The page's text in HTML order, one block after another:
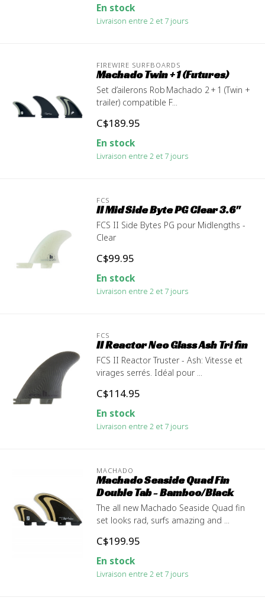
En stock
Livraison entre 2 et 7 jours
FIREWIRE SURFBOARDS
Machado Twin + 1 (Futures)
Set d’ailerons Rob Machado 2 + 1 (Twin +
trailer) compatible F...
C$189.95
En stock
Livraison entre 2 et 7 jours
FCS
II Mid Side Byte PG Clear 3.6''
FCS II Side Bytes PG pour Midlengths -
Clear
C$99.95
En stock
Livraison entre 2 et 7 jours
FCS
II Reactor Neo Glass Ash Tri fin
FCS II Reactor Truster - Ash: Vitesse et
virages serrés. Idéal pour ...
C$114.95
En stock
Livraison entre 2 et 7 jours
MACHADO
Machado Seaside Quad Fin
Double Tab - Bamboo/Black
The all new Machado Seaside Quad fin
set looks rad, surfs amazing and ...
C$199.95
En stock
Livraison entre 2 et 7 jours